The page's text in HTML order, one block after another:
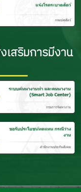
สริมการมีงาน